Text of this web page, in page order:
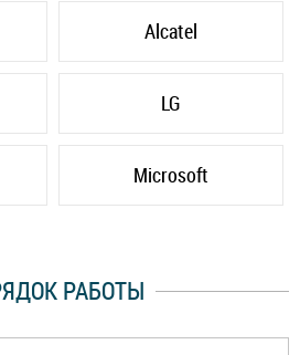
Alcatel
LG
Microsoft
РАБОТЫ